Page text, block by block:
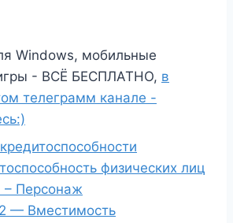
Windows, мобильные
- ВСЁ БЕСПЛАТНО, в
телеграмм канале -
физических лиц
– Персонаж
— Вместимость